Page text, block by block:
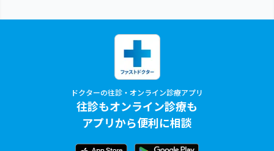
ドクターの往診・オンライン診療アプリ
往診もオンライン診療も
アプリから便利に相談